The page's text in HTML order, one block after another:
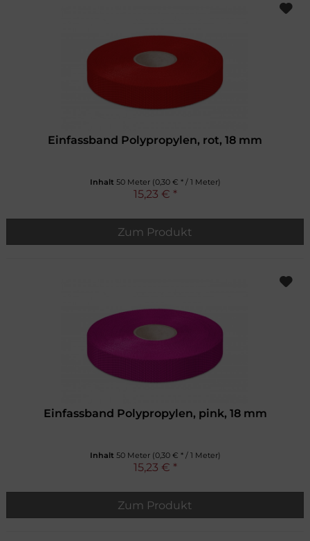
Einfassband Polypropylen, rot, 18 mm
Inhalt 50 Meter (0,30 € * / 1 Meter)
15,23 € *
Zum Produkt
Einfassband Polypropylen, pink, 18 mm
Inhalt 50 Meter (0,30 € * / 1 Meter)
15,23 € *
Zum Produkt